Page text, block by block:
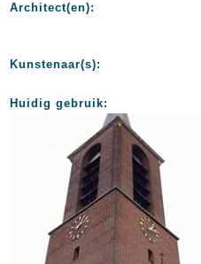
Architect(en):
Kunstenaar(s):
Huidig gebruik: